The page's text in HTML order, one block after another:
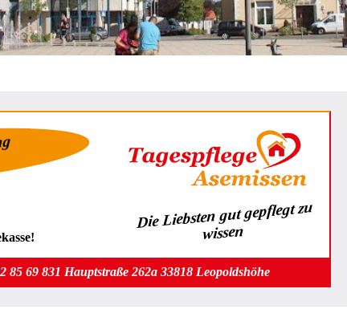
Die Liebsten gut gepflegt zu
wissen
69 831 Hauptstraße 262a 33818 Leopoldshöhe